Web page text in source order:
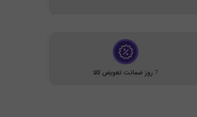
7 روز ضمانت تعویض کالا